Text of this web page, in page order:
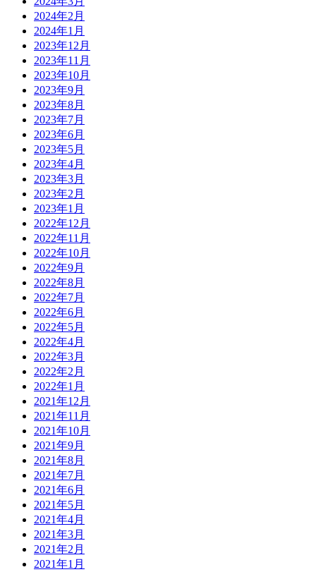
2024年2月
2024年1月
2023年12月
2023年11月
2023年10月
2023年9月
2023年8月
2023年7月
2023年6月
2023年5月
2023年4月
2023年3月
2023年2月
2023年1月
2022年12月
2022年11月
2022年10月
2022年9月
2022年8月
2022年7月
2022年6月
2022年5月
2022年4月
2022年3月
2022年2月
2022年1月
2021年12月
2021年11月
2021年10月
2021年9月
2021年8月
2021年7月
2021年6月
2021年5月
2021年4月
2021年3月
2021年2月
2021年1月